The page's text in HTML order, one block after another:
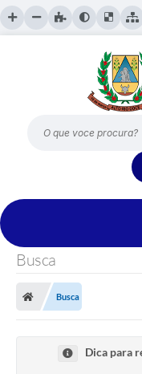
O que voce procura?
Busca
Busca
Dica para